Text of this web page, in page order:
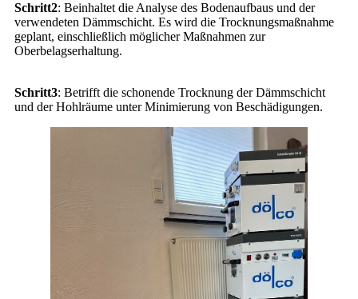
Schritt2: Beinhaltet die Analyse des Bodenaufbaus und der
verwendeten Dämmschicht. Es wird die Trocknungsmaßnahme
geplant, einschließlich möglicher Maßnahmen zur
Oberbelagserhaltung.
Schritt3: Betrifft die schonende Trocknung der Dämmschicht
und der Hohlräume unter Minimierung von Beschädigungen.